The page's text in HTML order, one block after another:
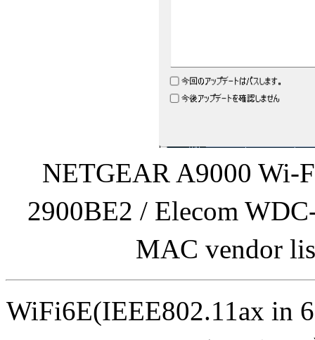
NETGEAR A9000
2900BE2 / Elecom
MAC vendor
WiFi6E(IEEE802.11ax in